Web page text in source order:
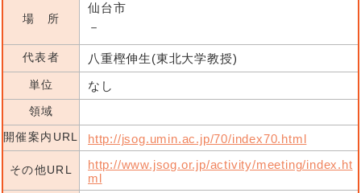
場 所
仙台市
－
代表者 八重樫伸生(東北大学教授)
単位 なし
領域
開催案内URL
http://jsog.umin.ac.jp/70/index70.html
その他URL
http://www.jsog.or.jp/activity/meeting/index.ht
ml